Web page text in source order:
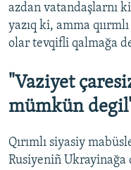
azdan vatandaşlarnı
yazıq ki, amma
olar tevqifli qalmağa
"Vaziyet
mümkün
Qırımlı siyasiy
Rusiyeniñ Ukrayinağa